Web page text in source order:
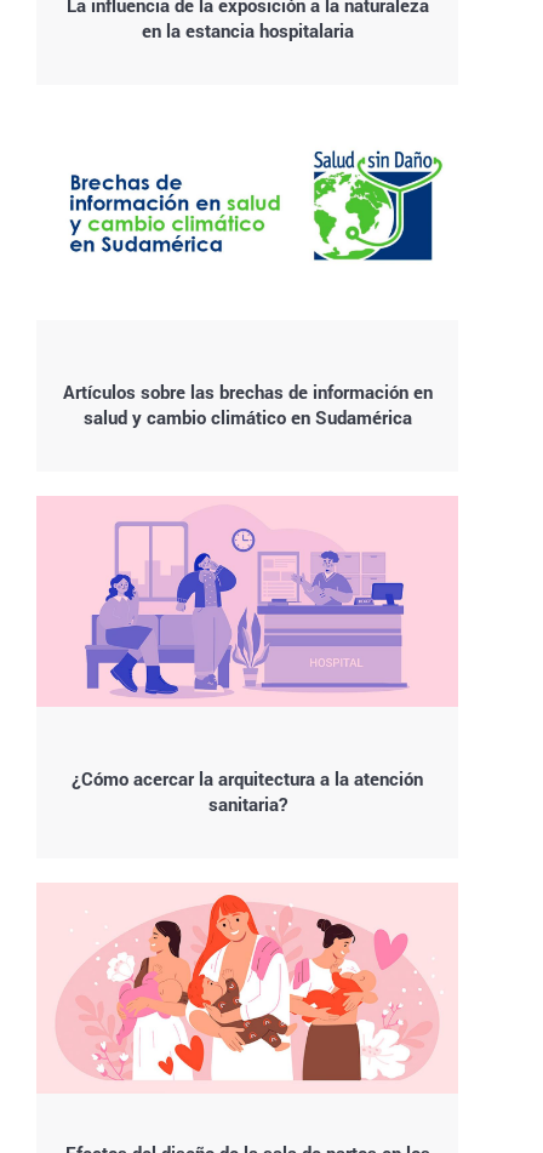
La influencia de la exposición a la naturaleza
en la estancia hospitalaria
Artículos sobre las brechas de información en
salud y cambio climático en Sudamérica
¿Cómo acercar la arquitectura a la atención
sanitaria?